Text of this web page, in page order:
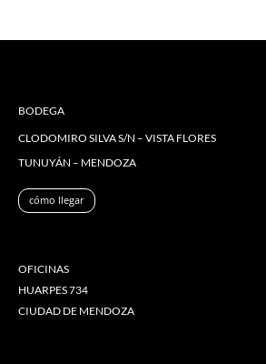
BODEGA
CLODOMIRO SILVA S/N – VISTA FLORES
TUNUYÁN – MENDOZA
cómo llegar
OFICINAS
HUARPES 734
CIUDAD DE MENDOZA